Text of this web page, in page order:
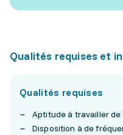
Qualités requises et
Qualités requises
Aptitude à travailler
Disposition à de